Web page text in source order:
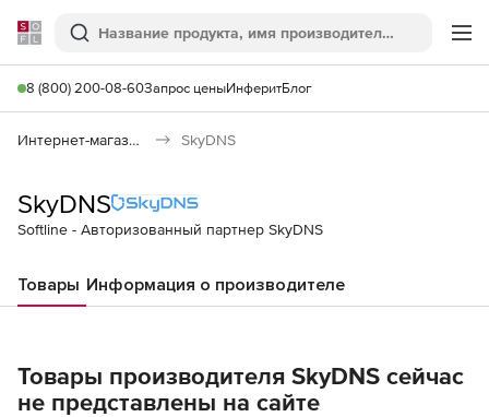
Softline
Поиск
8 (800) 200-08-60Запрос ценыИнферитБлог
Интернет-магазин SkyDNS
SkyDNS
Softline - Авторизованный партнер SkyDNS
Товары Информация о производителе
Товары производителя SkyDNS сейчас
не представлены на сайте